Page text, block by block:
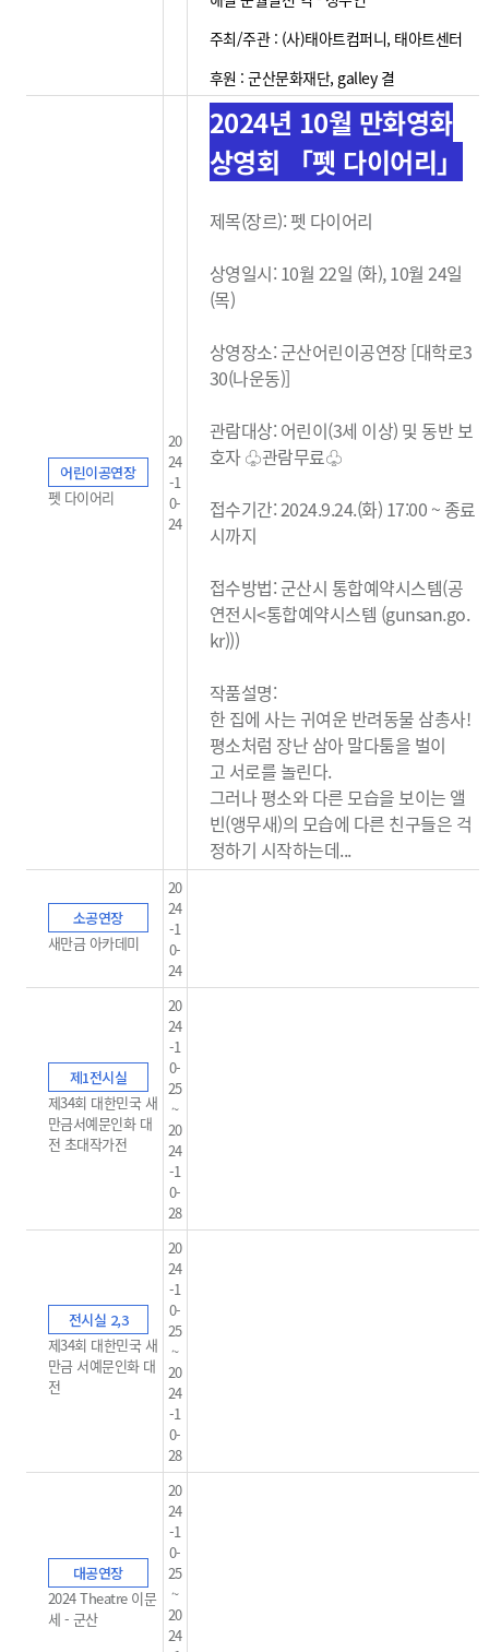
주최/주관 : (사)태아트컴퍼니, 태아트센터
후원 : 군산문화재단, galley 결
어린이공연장
펫 다이어리
20
24
-1
0-
24
2024년 10월 만화영화
상영회 「펫 다이어리」
제목(장르): 펫 다이어리
상영일시: 10월 22일 (화), 10월 24일
(목)
상영장소: 군산어린이공연장 [대학로3
30(나운동)]
관람대상: 어린이(3세 이상) 및 동반 보
호자 ♧관람무료♧
접수기간: 2024.9.24.(화) 17:00 ~ 종료
시까지
접수방법: 군산시 통합예약시스템(공
연전시<통합예약시스템 (gunsan.go.
kr)))
작품설명:
한 집에 사는 귀여운 반려동물 삼총사!
평소처럼 장난 삼아 말다툼을 벌이
고 서로를 놀린다.
그러나 평소와 다른 모습을 보이는 앨
빈(앵무새)의 모습에 다른 친구들은 걱
정하기 시작하는데...
소공연장
새만금 아카데미
20
24
-1
0-
24
제1전시실
제34회 대한민국 새
만금서예문인화 대
전 초대작가전
20
24
-1
0-
25
~
20
24
-1
0-
28
전시실 2,3
제34회 대한민국 새
만금 서예문인화 대
전
20
24
-1
0-
25
~
20
24
-1
0-
28
대공연장
2024 Theatre 이문
세 - 군산
20
24
-1
0-
25
~
20
24